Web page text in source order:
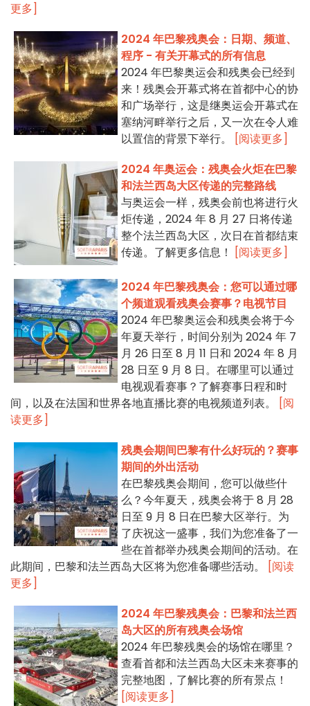
更多]
2024 年巴黎残奥会：日期、频道、
程序 - 有关开幕式的所有信息
2024 年巴黎奥运会和残奥会已经到
来！残奥会开幕式将在首都中心的协
和广场举行，这是继奥运会开幕式在
塞纳河畔举行之后，又一次在令人难
以置信的背景下举行。
[阅读更多]
2024 年奥运会：残奥会火炬在巴黎
和法兰西岛大区传递的完整路线
与奥运会一样，残奥会前也将进行火
炬传递，2024 年 8 月 27 日将传递
整个法兰西岛大区，次日在首都结束
传递。了解更多信息！
[阅读更多]
2024 年巴黎残奥会：您可以通过哪
个频道观看残奥会赛事？电视节目
2024 年巴黎奥运会和残奥会将于今
年夏天举行，时间分别为 2024 年 7
月 26 日至 8 月 11 日和 2024 年 8 月
28 日至 9 月 8 日。在哪里可以通过
电视观看赛事？了解赛事日程和时
间，以及在法国和世界各地直播比赛的电视频道列表。
[阅
读更多]
残奥会期间巴黎有什么好玩的？赛事
期间的外出活动
在巴黎残奥会期间，您可以做些什
么？今年夏天，残奥会将于 8 月 28
日至 9 月 8 日在巴黎大区举行。为
了庆祝这一盛事，我们为您准备了一
些在首都举办残奥会期间的活动。在
此期间，巴黎和法兰西岛大区将为您准备哪些活动。
[阅读
更多]
2024 年巴黎残奥会：巴黎和法兰西
岛大区的所有残奥会场馆
2024 年巴黎残奥会的场馆在哪里？
查看首都和法兰西岛大区未来赛事的
完整地图，了解比赛的所有景点！
[阅读更多]